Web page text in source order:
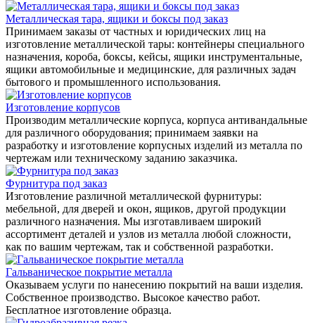
Металлическая тара, ящики и боксы под заказ
Принимаем заказы от частных и юридических лиц на
изготовление металлической тары: контейнеры специального
назначения, короба, боксы, кейсы, ящики инструментальные,
ящики автомобильные и медицинские, для различных задач
бытового и промышленного использования.
Изготовление корпусов
Производим металлические корпуса, корпуса антивандальные
для различного оборудования; принимаем заявки на
разработку и изготовление корпусных изделий из металла по
чертежам или техническому заданию заказчика.
Фурнитура под заказ
Изготовление различной металлической фурнитуры:
мебельной, для дверей и окон, ящиков, другой продукции
различного назначения. Мы изготавливаем широкий
ассортимент деталей и узлов из металла любой сложности,
как по вашим чертежам, так и собственной разработки.
Гальваническое покрытие металла
Оказываем услуги по нанесению покрытий на ваши изделия.
Собственное производство. Высокое качество работ.
Бесплатное изготовление образца.